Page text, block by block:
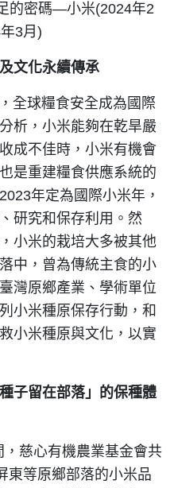
的密碼—小米(2024年2
3月)
文化永續傳承
球糧食安全成為國際
析，小米能夠在乾旱嚴
成不佳時，小米有機會
是重建糧食供應系統的
年定為國際小米年，
研究和保存利用。然
小米的栽培大多被其他
中，曾為傳統主食的小
灣原鄉產業、學術單位
小米種原保存行動，和
小米種原與文化，以實
子留在部落」的保種體
慈心有機農業基金會共
東等原鄉部落的小米品